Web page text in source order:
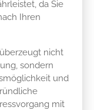
da Sie
Ihren
nicht
sondern
und
mit